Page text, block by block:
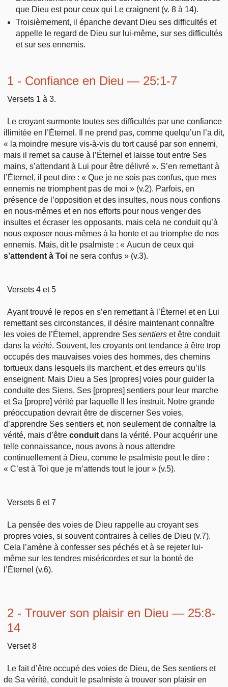
que Dieu est pour ceux qui Le craignent (v. 8 à 14).
Troisièmement, il épanche devant Dieu ses difficultés et
appelle le regard de Dieu sur lui-même, sur ses difficultés
et sur ses ennemis.
1 - Confiance en Dieu — 25:1-7
Versets 1 à 3.
Le croyant surmonte toutes ses difficultés par une confiance
illimitée en l’Éternel. Il ne prend pas, comme quelqu’un l’a dit,
« la moindre mesure vis-à-vis du tort causé par son ennemi,
mais il remet sa cause à l’Éternel et laisse tout entre Ses
mains, s’attendant à Lui pour être délivré ». S’en remettant à
l’Éternel, il peut dire : « Que je ne sois pas confus, que mes
ennemis ne triomphent pas de moi » (v.2). Parfois, en
présence de l’opposition et des insultes, nous nous confions
en nous-mêmes et en nos efforts pour nous venger des
insultes et écraser les opposants, mais cela ne conduit qu’à
nous exposer nous-mêmes à la honte et au triomphe de nos
ennemis. Mais, dit le psalmiste : « Aucun de ceux qui
s’attendent à Toi ne sera confus » (v.3).
Versets 4 et 5
Ayant trouvé le repos en s’en remettant à l’Éternel et en Lui
remettant ses circonstances, il désire maintenant connaître
les voies de l’Éternel, apprendre Ses sentiers et être conduit
dans la vérité. Souvent, les croyants ont tendance à être trop
occupés des mauvaises voies des hommes, des chemins
tortueux dans lesquels ils marchent, et des erreurs qu’ils
enseignent. Mais Dieu a Ses [propres] voies pour guider la
conduite des Siens, Ses [propres] sentiers pour leur marche
et Sa [propre] vérité par laquelle Il les instruit. Notre grande
préoccupation devrait être de discerner Ses voies,
d’apprendre Ses sentiers et, non seulement de connaître la
vérité, mais d’être conduit dans la vérité. Pour acquérir une
telle connaissance, nous avons à nous attendre
continuellement à Dieu, comme le psalmiste peut le dire :
« C’est à Toi que je m’attends tout le jour » (v.5).
Versets 6 et 7
La pensée des voies de Dieu rappelle au croyant ses
propres voies, si souvent contraires à celles de Dieu (v.7).
Cela l’amène à confesser ses péchés et à se rejeter lui-
même sur les tendres miséricordes et sur la bonté de
l’Éternel (v.6).
2 - Trouver son plaisir en Dieu — 25:8-
14
Verset 8
Le fait d’être occupé des voies de Dieu, de Ses sentiers et
de Sa vérité, conduit le psalmiste à trouver son plaisir en